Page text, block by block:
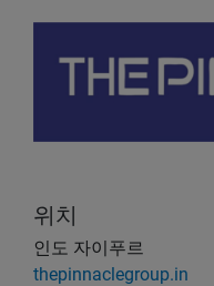
위치
인도 자이푸르
thepinnaclegroup.in